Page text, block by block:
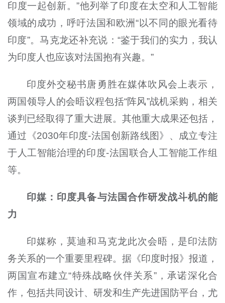
印度一起创新。”他列举了印度在太空和人工智能
领域的成功，呼吁法国和欧洲“以不同的眼光看待
印度”。马克龙还补充说：“鉴于我们的实力，我认
为印度人也应该对法国抱有兴趣。”
印度外交秘书唐勇胜在媒体吹风会上表示，
两国领导人的会晤议程包括“阵风”战机采购，相关
谈判已经取得了重大进展。其他重大成果还包括，
通过《2030年印度-法国创新路线图》、成立专注
于人工智能治理的印度-法国联合人工智能工作组
等。
印媒：印度具备与法国合作研发战斗机的能
力
印媒称，莫迪和马克龙此次会晤，是印法防
务关系的一个重要里程碑。据《印度时报》报道，
两国宣布建立“特殊战略伙伴关系”，承诺深化合
作，包括共同设计、研发和生产先进国防平台，尤